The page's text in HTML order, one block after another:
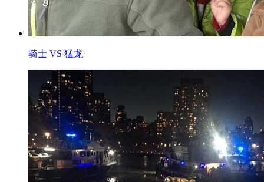
骑士 VS 猛龙